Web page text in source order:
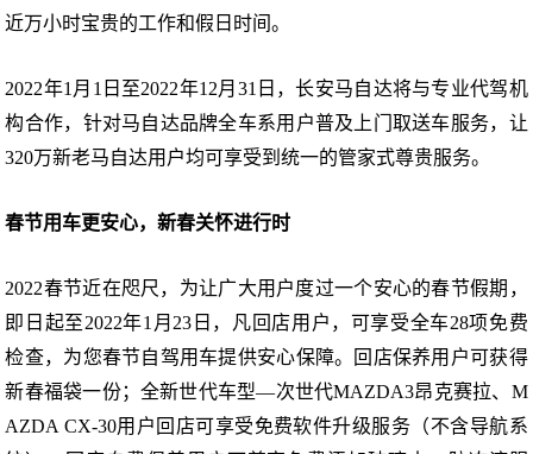
近万小时宝贵的工作和假日时间。
2022年1月1日至2022年12月31日，长安马自达将与专业代驾机
构合作，针对马自达品牌全车系用户普及上门取送车服务，让
320万新老马自达用户均可享受到统一的管家式尊贵服务。
春节用车更安心，新春关怀进行时
2022春节近在咫尺，为让广大用户度过一个安心的春节假期，
即日起至2022年1月23日，凡回店用户，可享受全车28项免费
检查，为您春节自驾用车提供安心保障。回店保养用户可获得
新春福袋一份；全新世代车型—次世代MAZDA3昂克赛拉、M
AZDA CX-30用户回店可享受免费软件升级服务（不含导航系